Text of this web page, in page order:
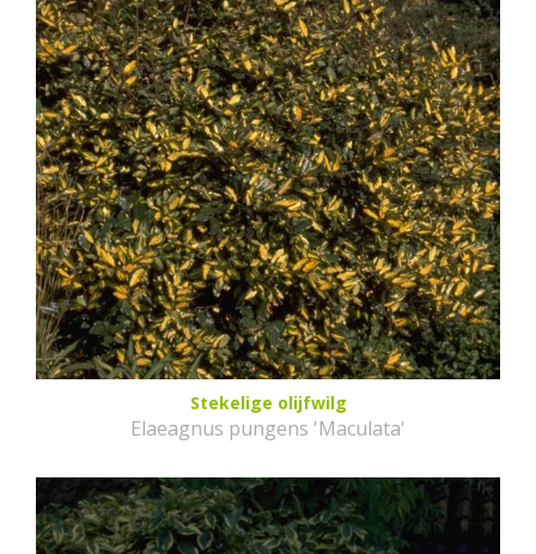
Stekelige olijfwilg
Elaeagnus pungens 'Maculata'